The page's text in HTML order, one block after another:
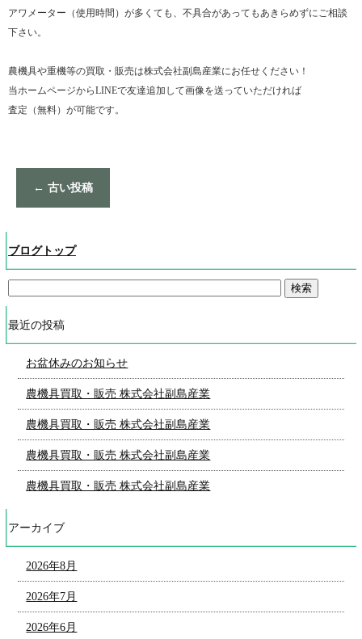
アワメーター（使用時間）が多くても、不具合があってもあきらめずにご相談
下さい。
農機具や重機等の買取・販売は株式会社副島産業にお任せください！
当ホームページからLINEで友達追加して画像を送っていただければ
査定（無料）が可能です。
← 古い投稿
ブログトップ
最近の投稿
お盆休みのお知らせ
農機具買取・販売 株式会社副島産業
農機具買取・販売 株式会社副島産業
農機具買取・販売 株式会社副島産業
農機具買取・販売 株式会社副島産業
アーカイブ
2026年8月
2026年7月
2026年6月